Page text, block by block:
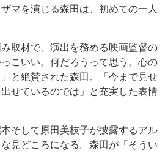
マを演じる森田は、初めての一人
取材で、演出を務める映画監督の
こいい。何だろうって思う。心の
と絶賛された森田。「今まで見せ
せているのでは」と充実した表情
そして原田美枝子が披露するアル
見どころになる。森田が「そうい